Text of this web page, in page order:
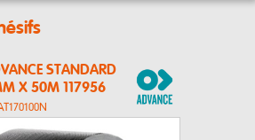
STANDARD
X 50M 117956